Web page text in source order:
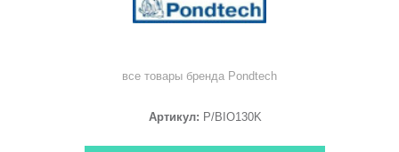
все товары бренда Pondtech
Артикул: P/BIO130K